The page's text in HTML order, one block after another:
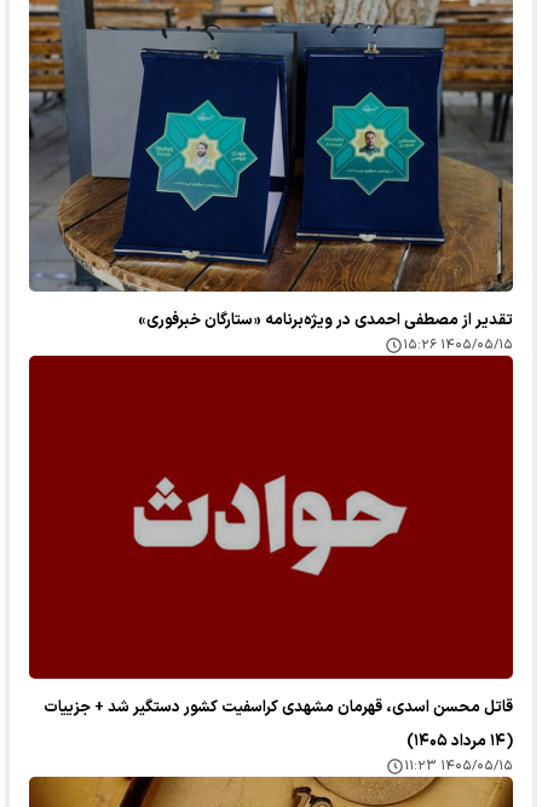
تقدیر از مصطفی احمدی در ویژه‌برنامه «ستارگان خبرفوری»
۱۴۰۵/۰۵/۱۵ ۱۵:۲۶
قاتل محسن اسدی، قهرمان مشهدی کراسفیت کشور دستگیر شد + جزییات
(۱۴ مرداد ۱۴۰۵)
۱۴۰۵/۰۵/۱۵ ۱۱:۲۳